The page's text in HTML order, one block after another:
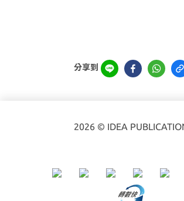
分享到
2026 © IDEA